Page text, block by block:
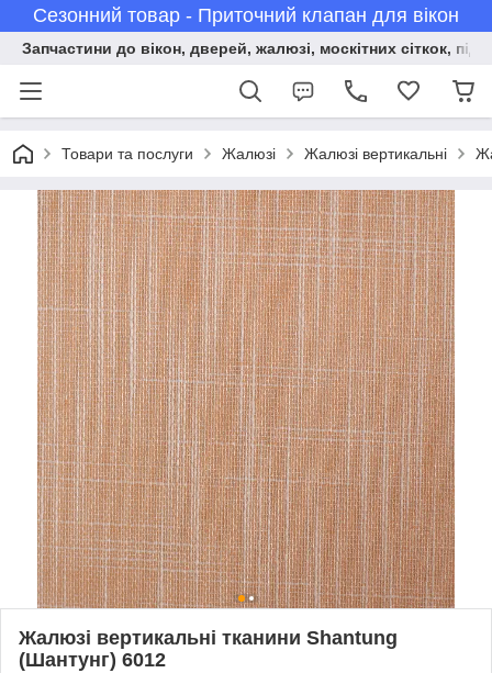
Сезонний товар - Приточний клапан для вікон
Запчастини до вікон, дверей, жалюзі, москітних сіткок,
Товари та послуги Жалюзі Жалюзі вертикальні
Жалюзі вертикальні тканини Shantung
(Шантунг) 6012